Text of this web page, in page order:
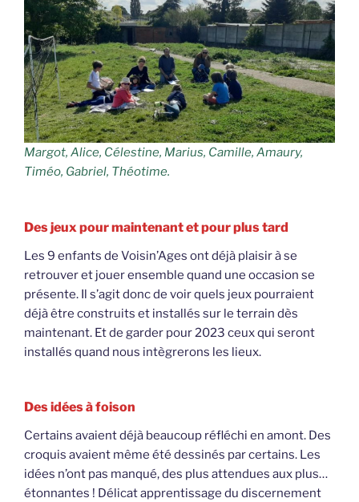
Margot, Alice, Célestine, Marius, Camille, Amaury,
Timéo, Gabriel, Théotime.
Des jeux pour maintenant et pour plus tard
Les 9 enfants de Voisin’Ages ont déjà plaisir à se
retrouver et jouer ensemble quand une occasion se
présente. Il s’agit donc de voir quels jeux pourraient
déjà être construits et installés sur le terrain dès
maintenant. Et de garder pour 2023 ceux qui seront
installés quand nous intègrerons les lieux.
Des idées à foison
Certains avaient déjà beaucoup réfléchi en amont. Des
croquis avaient même été dessinés par certains. Les
idées n’ont pas manqué, des plus attendues aux plus…
étonnantes ! Délicat apprentissage du discernement